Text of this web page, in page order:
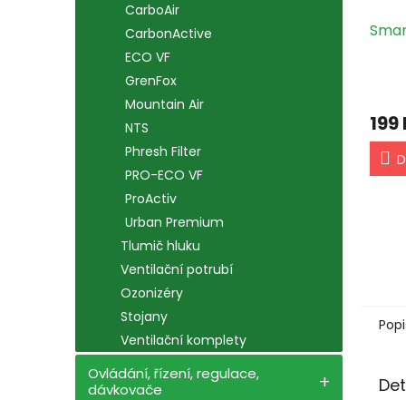
CarboAir
CarbonActive
ECO VF
GrenFox
Mountain Air
NTS
Phresh Filter
PRO-ECO VF
ProActiv
Urban Premium
Tlumič hluku
Ventilační potrubí
Ozonizéry
Stojany
Ventilační komplety
Ovládání, řízení, regulace,
dávkovače
199